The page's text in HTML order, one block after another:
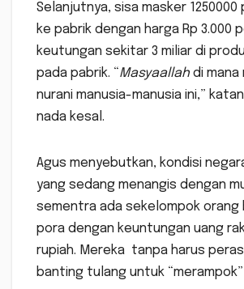
Selanjutnya, sisa masker 1250000
ke pabrik dengan harga Rp 3.000
keutungan sekitar 3 miliar di
pada pabrik. “Masyaallah di mana
nurani manusia-manusia ini,”
nada kesal.
Agus menyebutkan, kondisi
yang sedang menangis dengan
sementra ada sekelompok
pora dengan keuntungan uang
rupiah. Mereka tanpa harus
banting tulang untuk